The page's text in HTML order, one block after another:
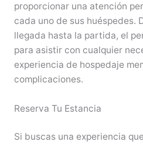
proporcionar una atención
cada uno de sus huéspedes.
llegada hasta la partida, el
para asistir con cualquier
experiencia de hospedaje
complicaciones.
Reserva Tu Estancia
Si buscas una experiencia